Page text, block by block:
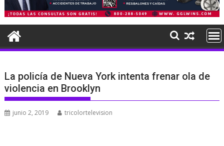
La policía de Nueva York intenta frenar ola de
violencia en Brooklyn
junio 2, 2019 tricolortelevision